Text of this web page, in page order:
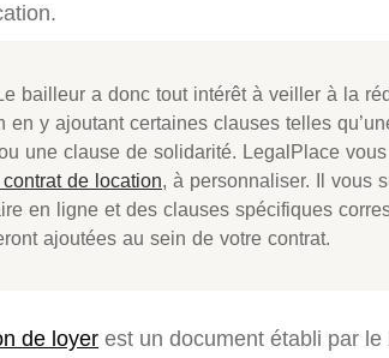
bailleur a donc tout intérêt à veiller à la
en y ajoutant certaines clauses telles
une clause de solidarité. LegalPlace
de location, à personnaliser. Il vous
en ligne et des clauses spécifiques
ajoutées au sein de votre contrat.
de loyer est un document établi par